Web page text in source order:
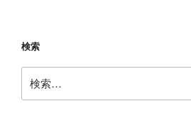
字
題
の
訳”
検索
索: